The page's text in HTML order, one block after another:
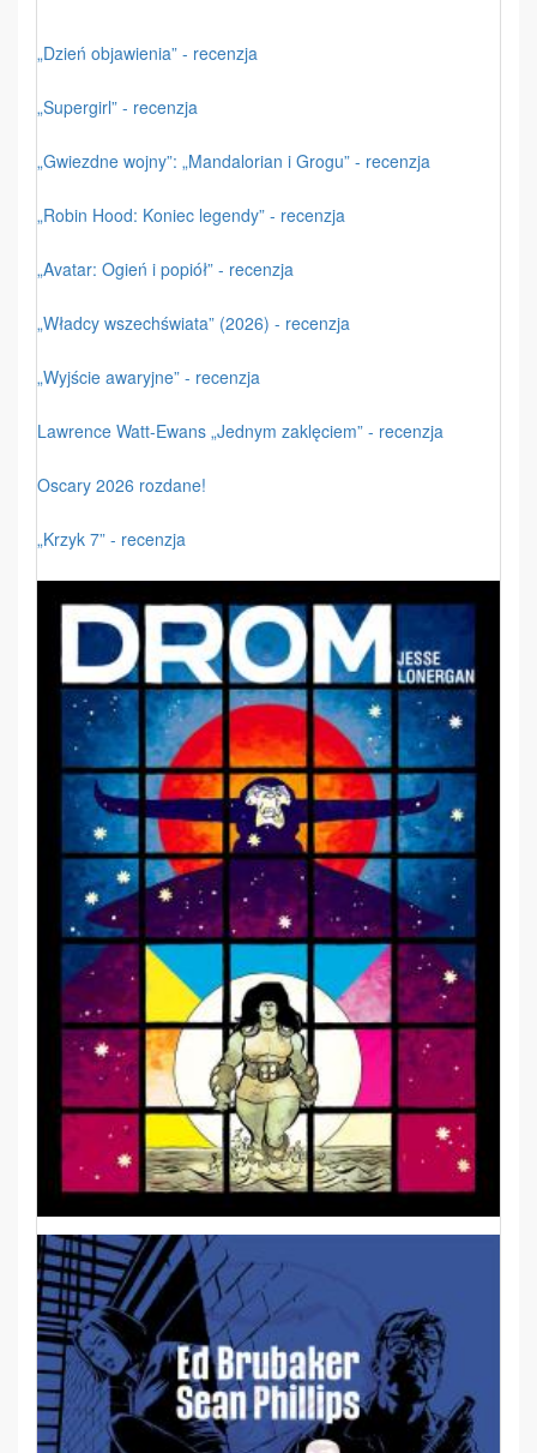
„Dzień objawienia” - recenzja
„Supergirl” - recenzja
„Gwiezdne wojny”: „Mandalorian i Grogu” - recenzja
„Robin Hood: Koniec legendy” - recenzja
„Avatar: Ogień i popiół” - recenzja
„Władcy wszechświata” (2026) - recenzja
„Wyjście awaryjne” - recenzja
Lawrence Watt-Ewans „Jednym zaklęciem” - recenzja
Oscary 2026 rozdane!
„Krzyk 7” - recenzja